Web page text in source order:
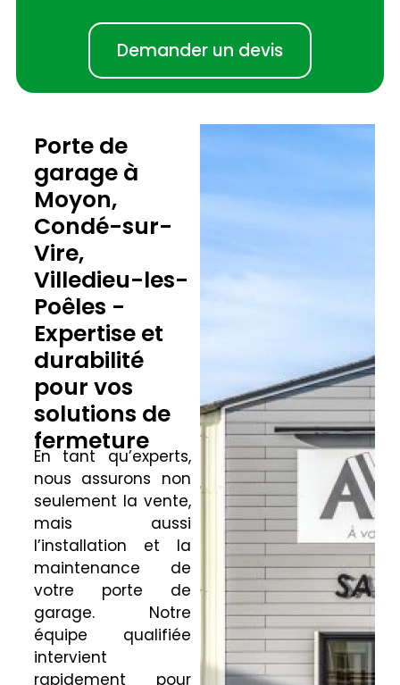
Demander un devis
Porte de
garage à
Moyon,
Condé-sur-
Vire,
Villedieu-les-
Poêles -
Expertise et
durabilité
pour vos
solutions de
fermeture
En tant qu’experts,
nous assurons non
seulement la vente,
mais aussi
l’installation et la
maintenance de
votre porte de
garage. Notre
équipe qualifiée
intervient
rapidement pour